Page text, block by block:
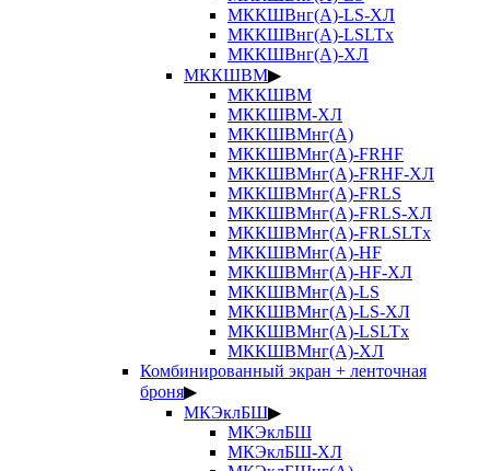
МККШВнг(А)-LS-ХЛ
МККШВнг(А)-LSLTx
МККШВнг(А)-ХЛ
МККШВМ▶
МККШВМ
МККШВМ-ХЛ
МККШВМнг(А)
МККШВМнг(А)-FRHF
МККШВМнг(А)-FRHF-ХЛ
МККШВМнг(А)-FRLS
МККШВМнг(А)-FRLS-ХЛ
МККШВМнг(А)-FRLSLTx
МККШВМнг(А)-HF
МККШВМнг(А)-HF-ХЛ
МККШВМнг(А)-LS
МККШВМнг(А)-LS-ХЛ
МККШВМнг(А)-LSLTx
МККШВМнг(А)-ХЛ
Комбинированный экран + ленточная
броня▶
МКЭклБШ▶
МКЭклБШ
МКЭклБШ-ХЛ